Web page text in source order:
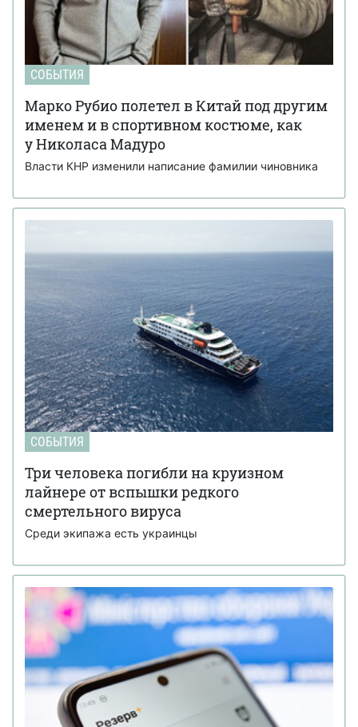
СОБЫТИЯ
Марко Рубио полетел в Китай под другим
именем и в спортивном костюме, как
у Николаса Мадуро
Власти КНР изменили написание фамилии чиновника
СОБЫТИЯ
Три человека погибли на круизном
лайнере от вспышки редкого
смертельного вируса
Среди экипажа есть украинцы